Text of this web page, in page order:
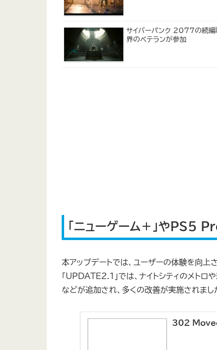
サイバーパンク 2077の続
界のベテランが参加
「ニューゲーム＋」やPS5
本アップデートでは、ユーザーの体験を向
「UPDATE2.1」では、ナイトシティのメトロ
などが追加され、多くの改善が実施されま
302